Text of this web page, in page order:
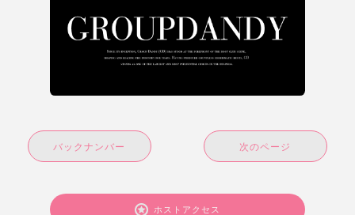
バックナンバー 次のページ
ホストアクセス